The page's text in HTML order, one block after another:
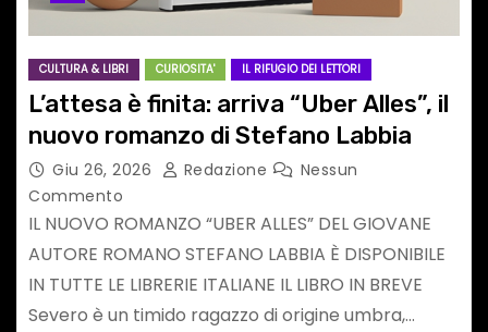
CULTURA & LIBRI CURIOSITA' IL RIFUGIO DEI LETTORI
L’attesa è finita: arriva “Uber Alles”, il
nuovo romanzo di Stefano Labbia
Giu 26, 2026 Redazione
Nessun
Commento
IL NUOVO ROMANZO “UBER ALLES” DEL GIOVANE
AUTORE ROMANO STEFANO LABBIA È DISPONIBILE
IN TUTTE LE LIBRERIE ITALIANE IL LIBRO IN BREVE
Severo è un timido ragazzo di origine umbra,…